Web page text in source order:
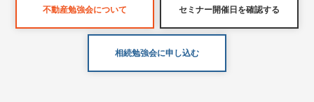
不動産勉強会について セミナー開催日を確認する
相続勉強会に申し込む